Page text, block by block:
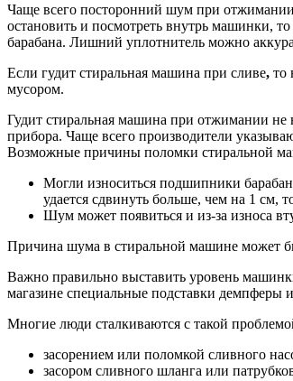
Чаще всего посторонний шум при отжимании
остановить и посмотреть внутрь машинки,
барабана. Лишний уплотнитель можно
Если гудит стиральная машина при сливе, то
мусором.
Гудит стиральная машина при отжимании
прибора. Чаще всего производители
Возможные причины поломки стиральной
Могли износиться подшипники
удается сдвинуть больше, чем на 1
Шум может появиться и из-за износа
Причина шума в стиральной машине может
Важно правильно выставить уровень
магазине специальные подставки демпферы
Многие люди сталкиваются с такой
засорением или поломкой сливного
засором сливного шланга или